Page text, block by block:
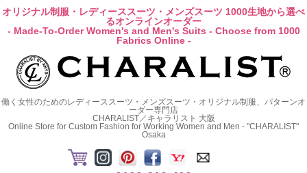
オリジナル制服・レディーススーツ・メンズスーツ 1000生地から選べ
るオンラインオーダー
- Made-To-Order Women's and Men's Suits - Choose from 1000
Fabrics Online -
働く女性のためのレディーススーツ・メンズスーツ・オリジナル制服、パターンオ
ーダー専門店
CHARALIST／キャラリスト 大阪
Online Store for Custom Fashion for Working Women and Men - "CHARALIST"
Osaka